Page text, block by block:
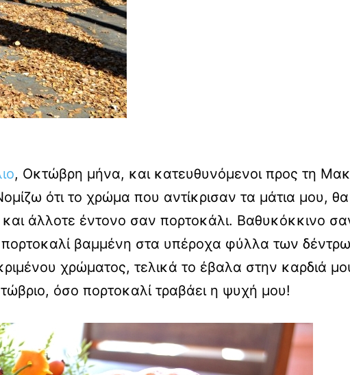
, Οκτώβρη μήνα, και κατευθυνόμενοι προς τη
ότι το χρώμα που αντίκρισαν τα μάτια μου,
άλλοτε έντονο σαν πορτοκάλι. Βαθυκόκκινο
βαμμένη στα υπέροχα φύλλα των
χρώματος, τελικά το έβαλα στην καρδιά
όσο πορτοκαλί τραβάει η ψυχή μου!